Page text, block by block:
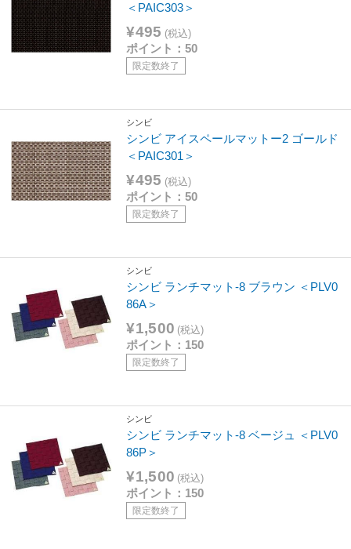
＜PAIC303＞
¥495 (税込)
ポイント：50
限定数終了
シンビ
シンビ アイスペールマットー2 ゴールド
＜PAIC301＞
¥495 (税込)
ポイント：50
限定数終了
シンビ
シンビ ランチマット-8 ブラウン ＜PLV0
86A＞
¥1,500 (税込)
ポイント：150
限定数終了
シンビ
シンビ ランチマット-8 ベージュ ＜PLV0
86P＞
¥1,500 (税込)
ポイント：150
限定数終了